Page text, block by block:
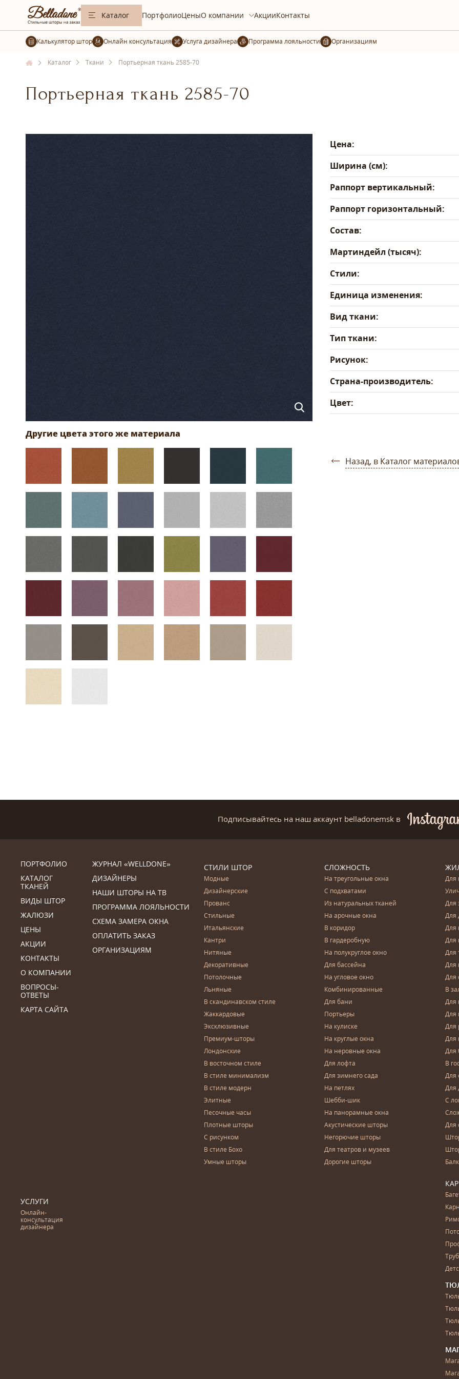
Каталог ПортфолиоЦеныО компании АкцииКонтакты
Калькулятор штор Услуга дизайнера Организациям
Каталог Ткани Портьерная ткань 2585-70
Портьерная ткань 2585-70
Цена:
Ширина (см):
Раппорт вертикальный:
Раппорт горизонтальный:
Состав:
Мартиндейл (тысяч):
Стили:
Единица изменения:
Вид ткани:
Тип ткани:
Рисунок:
Страна-производитель:
Цвет:
Назад, в Каталог
Подписывайтесь на наш аккаунт belladonemsk в
ПОРТФОЛИО
КАТАЛОГ
ТКАНЕЙ
ВИДЫ ШТОР
ЖАЛЮЗИ
ЦЕНЫ
АКЦИИ
КОНТАКТЫ
О КОМПАНИИ
ВОПРОСЫ-
ОТВЕТЫ
КАРТА САЙТА
ЖУРНАЛ «WELLDONE»
ДИЗАЙНЕРЫ
НАШИ ШТОРЫ НА ТВ
ПРОГРАММА ЛОЯЛЬНОСТИ
СХЕМА ЗАМЕРА ОКНА
ОПЛАТИТЬ ЗАКАЗ
ОРГАНИЗАЦИЯМ
УСЛУГИ
Онлайн-
консультация
дизайнера
СТИЛИ ШТОР
Модные
Дизайнерские
Прованс
Стильные
Итальянские
Кантри
Нитяные
Декоративные
Потолочные
Льняные
В скандинавском стиле
Жаккардовые
Эксклюзивные
Премиум-шторы
Лондонские
В восточном стиле
В стиле минимализм
В стиле модерн
Элитные
Песочные часы
Плотные шторы
С рисунком
В стиле Бохо
Умные шторы
СЛОЖНОСТЬ
На треугольные окна
С подхватами
Из натуральных тканей
На арочные окна
В коридор
В гардеробную
На полукруглое окно
Для бассейна
На угловое окно
Комбинированные
Для бани
Портьеры
На кулиске
На круглые окна
На неровные окна
Для лофта
Для зимнего сада
На петлях
Шебби-шик
На панорамные окна
Акустические шторы
Негорючие шторы
Для театров и музеев
Дорогие шторы
Для
Для
Для
Для
Для
Для
Для
Для
В
Для
Для
Для
Для
Для
В
Для
Для
С
Для